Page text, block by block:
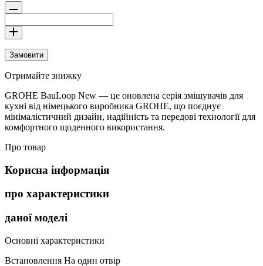
Замовити
Отримайте знижку
GROHE BauLoop New — це оновлена серія змішувачів для
кухні від німецького виробника GROHE, що поєднує
мінімалістичний дизайн, надійність та передові технології для
комфортного щоденного використання.
Про товар
Корисна інформація
про характеристики
даної моделі
Основні характеристики
Встановлення На один отвір